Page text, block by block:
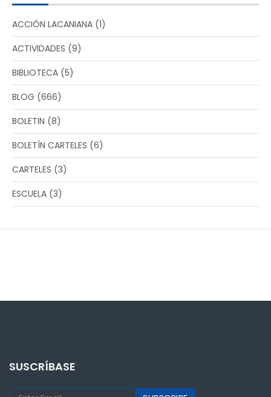
ACCIÓN LACANIANA (1)
ACTIVIDADES (9)
BIBLIOTECA (5)
BLOG (666)
BOLETIN (8)
BOLETÍN CARTELES (6)
CARTELES (3)
ESCUELA (3)
SUSCRÍBASE